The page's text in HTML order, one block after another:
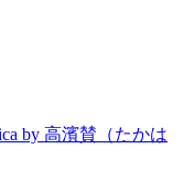
by 高濱賛（たかは